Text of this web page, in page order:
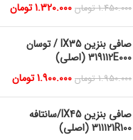
1.450.000 تومان 1.320.000تومان
صافی بنزین IX35 / توسان
319112E000 (اصلی)
1.950.000 تومان 1.900.000تومان
صافی بنزین IX45/سانتافه
311121R100 (اصلی)